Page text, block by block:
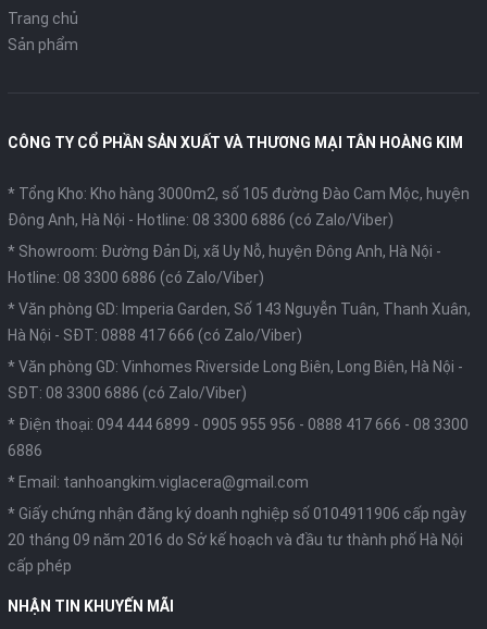
Trang chủ
Sản phẩm
CÔNG TY CỔ PHẦN SẢN XUẤT VÀ THƯƠNG MẠI TÂN HOÀNG KIM
* Tổng Kho: Kho hàng 3000m2, số 105 đường Đào Cam Mộc, huyện
Đông Anh, Hà Nội - Hotline: 08 3300 6886 (có Zalo/Viber)
* Showroom: Đường Đản Dị, xã Uy Nỗ, huyện Đông Anh, Hà Nội -
Hotline: 08 3300 6886 (có Zalo/Viber)
* Văn phòng GD: Imperia Garden, Số 143 Nguyễn Tuân, Thanh Xuân,
Hà Nội - SĐT: 0888 417 666 (có Zalo/Viber)
* Văn phòng GD: Vinhomes Riverside Long Biên, Long Biên, Hà Nội -
SĐT: 08 3300 6886 (có Zalo/Viber)
* Điện thoại: 094 444 6899 - 0905 955 956 - 0888 417 666 - 08 3300
6886
* Email: tanhoangkim.viglacera@gmail.com
* Giấy chứng nhận đăng ký doanh nghiệp số 0104911906 cấp ngày
20 tháng 09 năm 2016 do Sở kế hoạch và đầu tư thành phố Hà Nội
cấp phép
NHẬN TIN KHUYẾN MÃI